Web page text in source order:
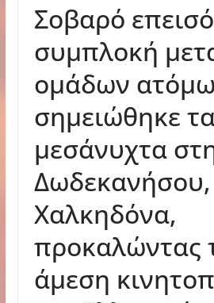
Σοβαρό
συμπλοκή
ομάδων
σημειώθηκε
μεσάνυχτα
Χαλκηδόνα,
προκαλώντας
άμεση